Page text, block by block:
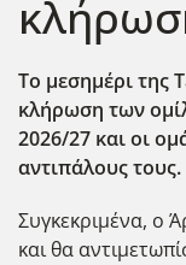
Το μεσημέρι της
κλήρωση των
2026/27 και οι
αντιπάλους τους.
Συγκεκριμένα, ο
και θα